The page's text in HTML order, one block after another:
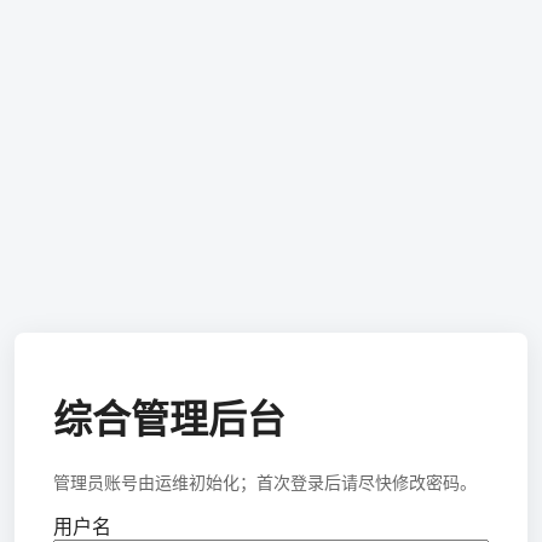
综合管理后台
管理员账号由运维初始化；首次登录后请尽快修改密码。
用户名